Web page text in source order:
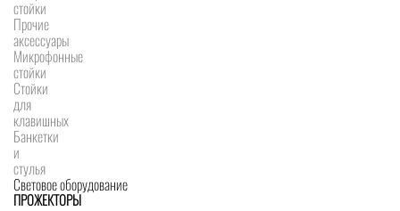
стойки
Прочие
аксессуары
Микрофонные
стойки
Стойки
для
клавишных
Банкетки
и
стулья
Световое оборудование
ПРОЖЕКТОРЫ